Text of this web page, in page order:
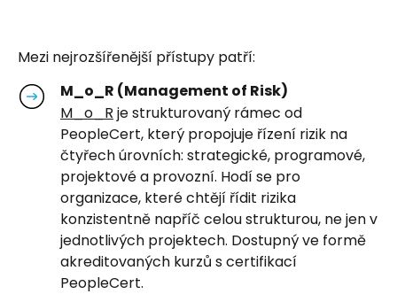
Mezi nejrozšířenější přístupy patří:
M_o_R (Management of Risk)
M_o_R je strukturovaný rámec od
PeopleCert, který propojuje řízení rizik na
čtyřech úrovních: strategické, programové,
projektové a provozní. Hodí se pro
organizace, které chtějí řídit rizika
konzistentně napříč celou strukturou, ne jen v
jednotlivých projektech. Dostupný ve formě
akreditovaných kurzů s certifikací
PeopleCert.